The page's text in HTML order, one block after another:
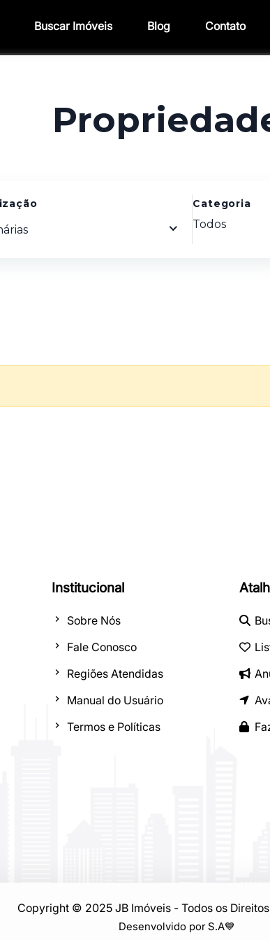
Institucional
Sobre Nós
Fale Conosco
Regiões Atendidas
Manual do Usuário
Termos e Políticas
Copyright © 2025 JB Imóveis - Todos os
Desenvolvido por S.A💙
Buscar Imóveis Blog Contato